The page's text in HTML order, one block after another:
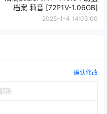
档案 莉音 [72P1V-1.06GB]
2025-1-4 14:03:00
确认修改